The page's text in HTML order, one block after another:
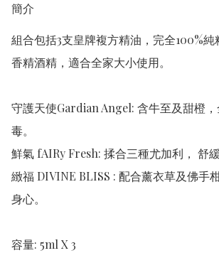
簡介
組合包括3支皇牌複方精油，完全100%
香精酒精，適合全家大小使用。
守護天使Gardian Angel: 含牛至及甜橙
毒。
鮮氣 fAIRy Fresh: 揉合三種尤加利， 舒
緻福 DIVINE BLISS : 配合薰衣草及佛手
身心。
容量: 5ml X 3